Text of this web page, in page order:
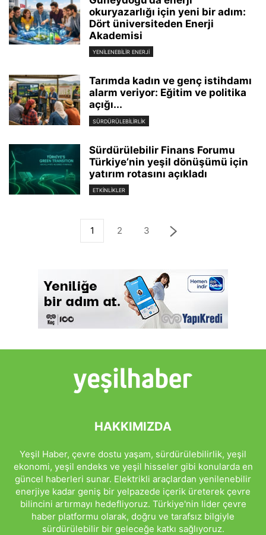
okuryazarlığı için yeni bir adım:
Dört üniversiteden Enerji
Akademisi
YENILENEBILIR ENERJI
Tarımda kadın ve genç istihdamı
alarm veriyor: Eğitim ve politika
açığı...
SÜRDÜRÜLEBILIRLIK
Sürdürülebilir Finans Forumu
Türkiye’nin yeşil dönüşümü için
yatırım rotasını açıkladı
ETKINLIKLER
1 2 3
HAKKIMIZDA
Yeşil Haber, çevre dostu yaşam, sürdürülebilirlik, yeşil
ekonomi, yeşil endeks ve yeşil hisseler gibi konularda en
güncel haberleri sunar. Elektrikli araçlardan yenilenebilir
enerjiye kadar geniş bir yelpazede içerik üreterek çevre
bilincini artırmayı hedefliyoruz. Türkiye'nin lider çevre
haber platformu olarak, doğru ve tarafsız bilgiyle
sürdürülebilir bir geleceğe katkı sağlıyoruz.